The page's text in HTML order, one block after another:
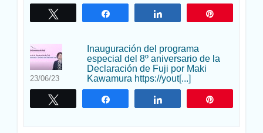
Compartir Compartir
23/06/23
Inauguración del programa
especial del 8º aniversario de la
Declaración de Fuji por Maki
Kawamura https://yout[...]
Compartir Compartir